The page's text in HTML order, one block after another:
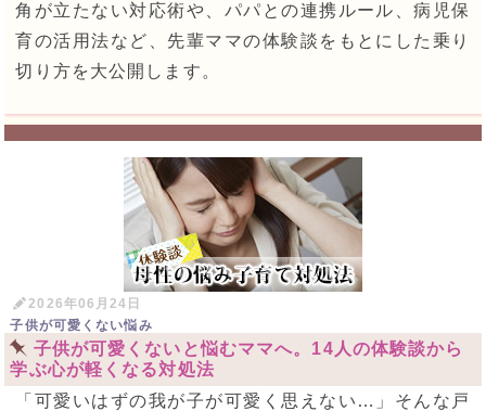
角が立たない対応術や、パパとの連携ルール、病児保
育の活用法など、先輩ママの体験談をもとにした乗り
切り方を大公開します。
2026年06月24日
子供が可愛くない悩み
子供が可愛くないと悩むママへ。14人の体験談から
学ぶ心が軽くなる対処法
「可愛いはずの我が子が可愛く思えない…」そんな戸